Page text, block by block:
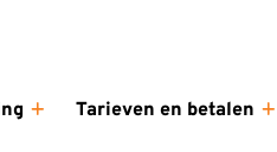
Tarieven en betalen